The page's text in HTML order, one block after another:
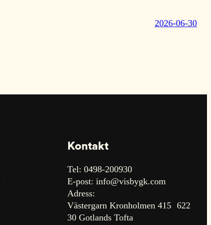
2026-06-30
Kontakt
Tel: 0498-200930
E-post: info@visbygk.com
Adress:
Västergarn Kronholmen 415 622
30 Gotlands Tofta